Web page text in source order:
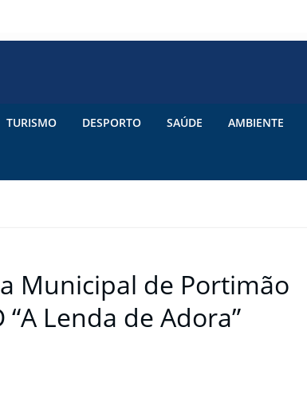
TURISMO DESPORTO SAÚDE AMBIENTE
Municipal de Portimão
Lenda de Adora”